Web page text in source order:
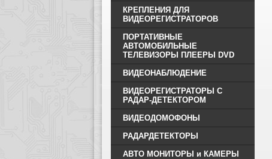
КРЕПЛЕНИЯ ДЛЯ
ВИДЕОРЕГИСТРАТОРОВ
ПОРТАТИВНЫЕ
АВТОМОБИЛЬНЫЕ
ТЕЛЕВИЗОРЫ ПЛЕEРЫ DVD
ВИДЕОНАБЛЮДЕНИЕ
ВИДЕОРЕГИСТРАТОРЫ С
РАДАР-ДЕТЕКТОРОМ
ВИДЕОДОМОФОНЫ
РАДАРДЕТЕКТОРЫ
АВТО МОНИТОРЫ и КАМЕРЫ